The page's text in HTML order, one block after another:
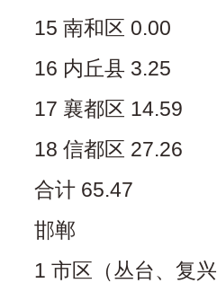
15 南和区 0.00
16 内丘县 3.25
17 襄都区 14.59
18 信都区 27.26
合计 65.47
邯郸
1 市区（丛台、复